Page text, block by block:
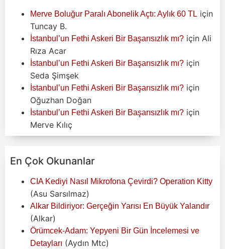
Merve Boluğur Paralı Abonelik Açtı: Aylık 60 TL için
Tuncay B.
İstanbul’un Fethi Askeri Bir Başarısızlık mı? için Ali
Rıza Acar
İstanbul’un Fethi Askeri Bir Başarısızlık mı? için
Seda Şimşek
İstanbul’un Fethi Askeri Bir Başarısızlık mı? için
Oğuzhan Doğan
İstanbul’un Fethi Askeri Bir Başarısızlık mı? için
Merve Kılıç
En Çok Okunanlar
CIA Kediyi Nasıl Mikrofona Çevirdi? Operation Kitty
(Asu Sarsılmaz)
Alkar Bildiriyor: Gerçeğin Yarısı En Büyük Yalandır
(Alkar)
Örümcek-Adam: Yepyeni Bir Gün İncelemesi ve
Detayları (Aydın Mtc)